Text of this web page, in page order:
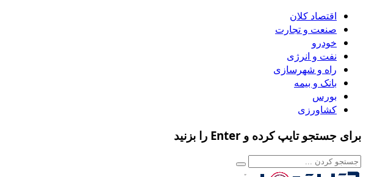
اقتصاد کلان
صنعت و تجارت
خودرو
نفت و انرژی
راه و شهرسازی
بانک و بیمه
بورس
کشاورزی
برای جستجو تایپ کرده و Enter را بزنید